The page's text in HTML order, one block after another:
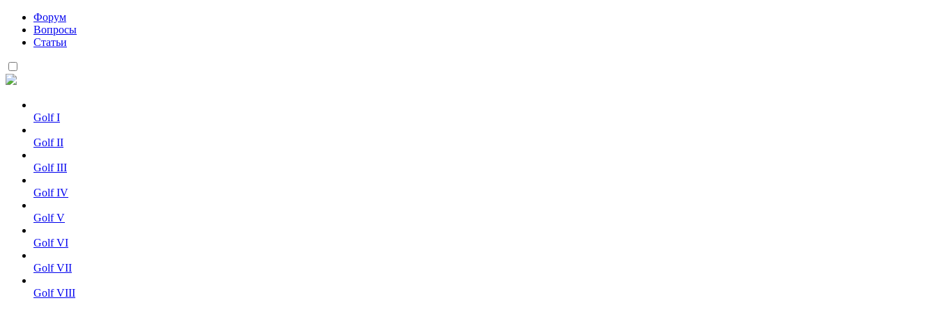
Форум
Вопросы
Статьи
Golf I
Golf II
Golf III
Golf IV
Golf V
Golf VI
Golf VII
Golf VIII